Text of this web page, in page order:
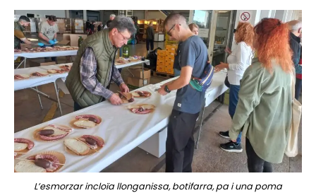
L’esmorzar incloïa llonganissa, botifarra, pa i una poma